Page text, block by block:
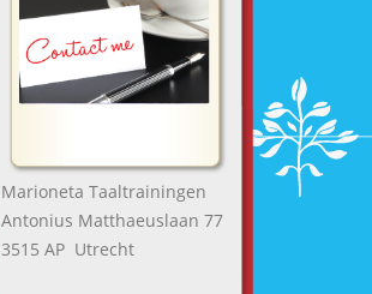
Marioneta Taaltrainingen
Antonius Matthaeuslaan 77
3515 AP Utrecht